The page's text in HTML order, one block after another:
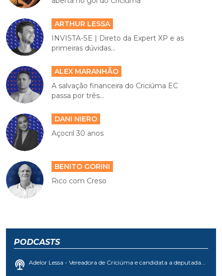
ARTHUR LESSA
INVISTA-SE | Direto da Expert XP e as
primeiras dúvidas...
ALEX MARANHÃO
A salvação financeira do Criciúma EC
passa por três...
DANI NIERO
Açocril 30 anos
BENITO GORINI
Rico com Creso
PODCASTS
Adelor Lessa - Vereadora de Criciúma e candidata a deputada...